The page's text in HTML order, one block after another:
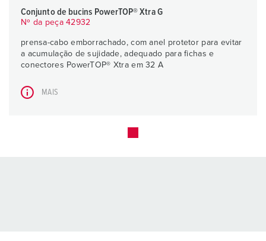
Conjunto de bucins PowerTOP® Xtra G
Nº da peça 42932
prensa-cabo emborrachado, com anel protetor para evitar
a acumulação de sujidade, adequado para fichas e
conectores PowerTOP® Xtra em 32 A
MAIS